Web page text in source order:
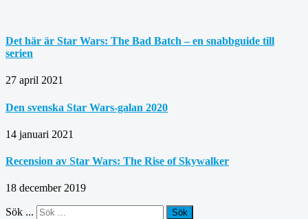
Det här är Star Wars: The Bad Batch – en snabbguide till
serien
27 april 2021
Den svenska Star Wars-galan 2020
14 januari 2021
Recension av Star Wars: The Rise of Skywalker
18 december 2019
Sök ... Sök